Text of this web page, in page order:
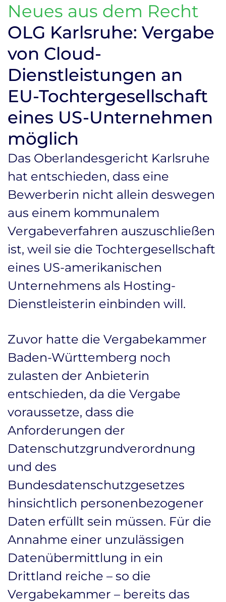
Neues aus dem Recht
OLG Karlsruhe: Vergabe
von Cloud-
Dienstleistungen an
EU-Tochtergesellschaft
eines US-Unternehmen
möglich
Das Oberlandesgericht Karlsruhe
hat entschieden, dass eine
Bewerberin nicht allein deswegen
aus einem kommunalem
Vergabeverfahren auszuschließen
ist, weil sie die Tochtergesellschaft
eines US-amerikanischen
Unternehmens als Hosting-
Dienstleisterin einbinden will.
Zuvor hatte die Vergabekammer
Baden-Württemberg noch
zulasten der Anbieterin
entschieden, da die Vergabe
voraussetze, dass die
Anforderungen der
Datenschutzgrundverordnung
und des
Bundesdatenschutzgesetzes
hinsichtlich personenbezogener
Daten erfüllt sein müssen. Für die
Annahme einer unzulässigen
Datenübermittlung in ein
Drittland reiche – so die
Vergabekammer – bereits das